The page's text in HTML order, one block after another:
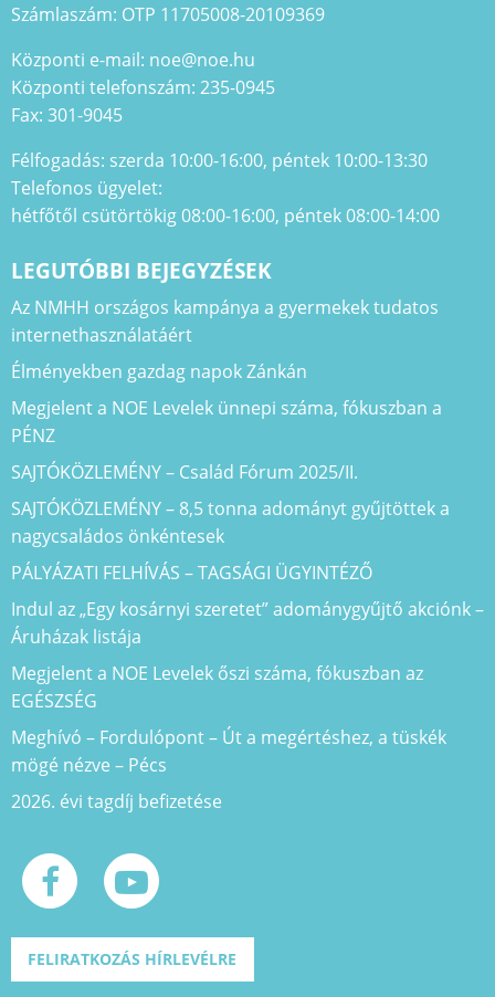
Számlaszám: OTP 11705008-20109369
Központi e-mail: noe@noe.hu
Központi telefonszám: 235-0945
Fax: 301-9045
Félfogadás: szerda 10:00-16:00, péntek 10:00-13:30
Telefonos ügyelet:
hétfőtől csütörtökig 08:00-16:00, péntek 08:00-14:00
LEGUTÓBBI BEJEGYZÉSEK
Az NMHH országos kampánya a gyermekek tudatos
internethasználatáért
Élményekben gazdag napok Zánkán
Megjelent a NOE Levelek ünnepi száma, fókuszban a
PÉNZ
SAJTÓKÖZLEMÉNY – Család Fórum 2025/II.
SAJTÓKÖZLEMÉNY – 8,5 tonna adományt gyűjtöttek a
nagycsaládos önkéntesek
PÁLYÁZATI FELHÍVÁS – TAGSÁGI ÜGYINTÉZŐ
Indul az „Egy kosárnyi szeretet” adománygyűjtő akciónk –
Áruházak listája
Megjelent a NOE Levelek őszi száma, fókuszban az
EGÉSZSÉG
Meghívó – Fordulópont – Út a megértéshez, a tüskék
mögé nézve – Pécs
2026. évi tagdíj befizetése
FELIRATKOZÁS HÍRLEVÉLRE